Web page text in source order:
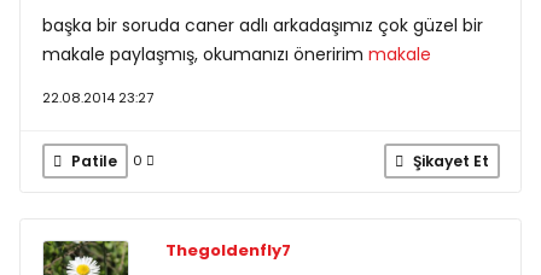
başka bir soruda caner adlı arkadaşımız çok güzel bir
makale paylaşmış, okumanızı öneririm makale
22.08.2014 23:27
Patile 0 Şikayet Et
Thegoldenfly7